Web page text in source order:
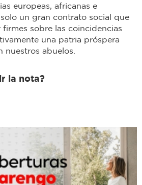
europeas, africanas e
un gran contrato social que
sobre las coincidencias
una patria próspera
nuestros abuelos.
la nota?